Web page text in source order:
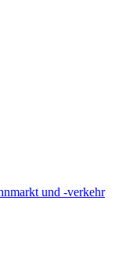
und -verkehr